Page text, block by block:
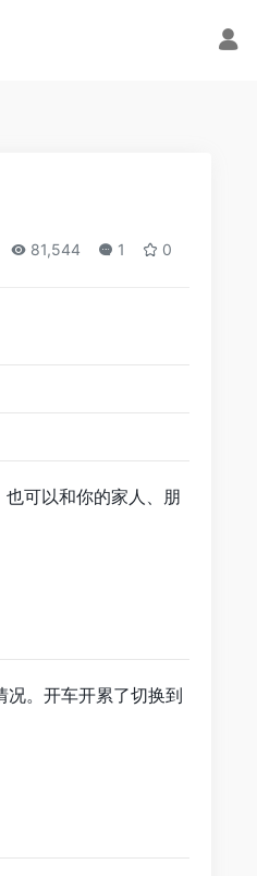
81,544 1 0
可以和你的家人、朋
。开车开累了切换到